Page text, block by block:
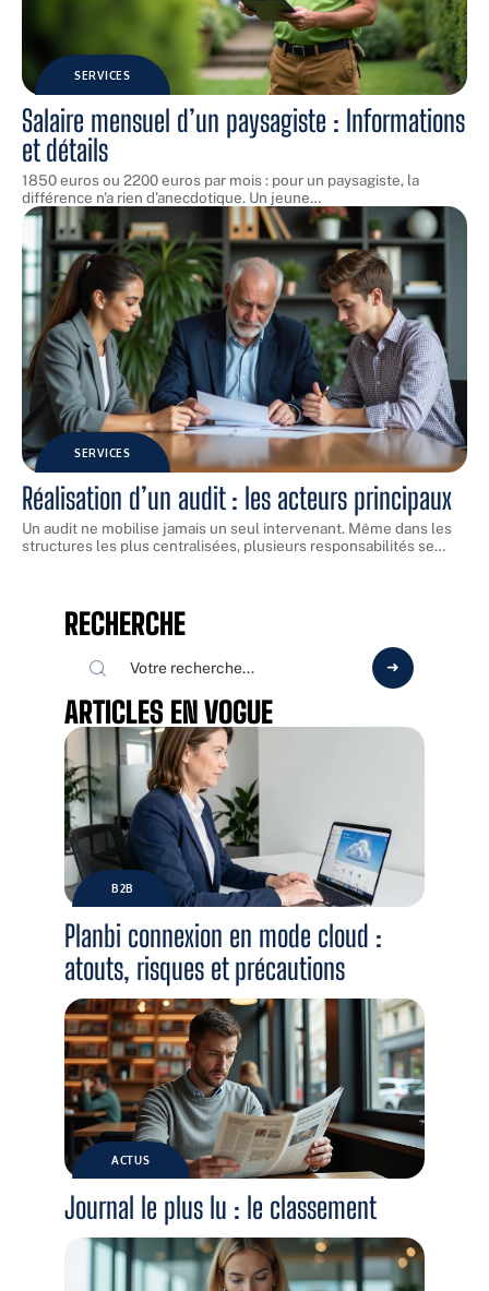
SERVICES
Salaire mensuel d’un paysagiste : Informations
et détails
1850 euros ou 2200 euros par mois : pour un paysagiste, la
différence n'a rien d'anecdotique. Un jeune…
SERVICES
Réalisation d’un audit : les acteurs principaux
Un audit ne mobilise jamais un seul intervenant. Même dans les
structures les plus centralisées, plusieurs responsabilités se…
RECHERCHE
ARTICLES EN VOGUE
B2B
Planbi connexion en mode cloud :
atouts, risques et précautions
ACTUS
Journal le plus lu : le classement